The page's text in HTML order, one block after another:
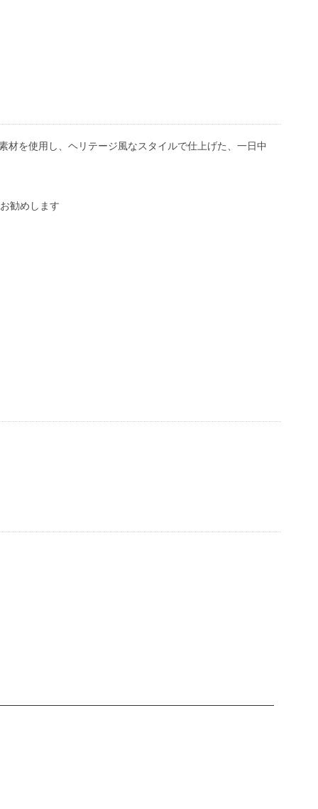
を使用し、ヘリテージ風なスタイルで仕上げた、一日中
勧めします